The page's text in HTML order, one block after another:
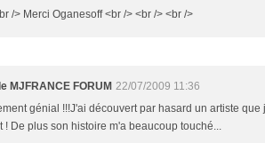
/> Merci Oganesoff <br /> <br /> <br />
MJFRANCE FORUM 22/07/2009 11:36
génial !!!J'ai découvert par hasard un artiste
! De plus son histoire m'a beaucoup touché...